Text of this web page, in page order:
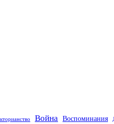
Война Воспоминания